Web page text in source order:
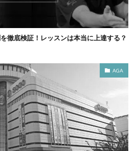
徹底検証！レッスンは本当に上達する？
AGA